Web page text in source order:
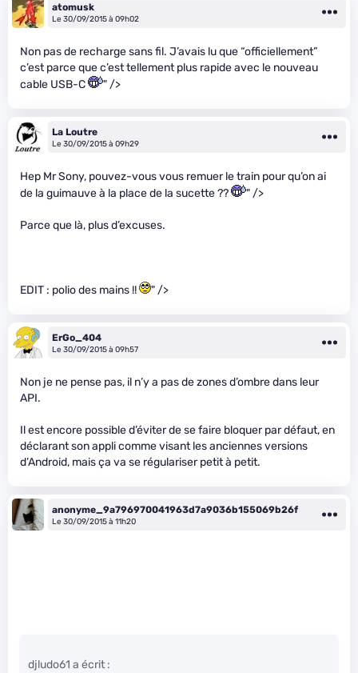
atomusk
Le 30/09/2015 à 09h02
Non pas de recharge sans fil. J’avais lu que “officiellement”
c’est parce que c’est tellement plus rapide avec le nouveau
cable USB-C
" />
La Loutre
Le 30/09/2015 à 09h29
Hep Mr Sony, pouvez-vous vous remuer le train pour qu’on ai
de la guimauve à la place de la sucette ??
" />
Parce que là, plus d’excuses.
EDIT : polio des mains !! " />
ErGo_404
Le 30/09/2015 à 09h57
Non je ne pense pas, il n’y a pas de zones d’ombre dans leur
API.
Il est encore possible d’éviter de se faire bloquer par défaut, en
déclarant son appli comme visant les anciennes versions
d’Android, mais ça va se régulariser petit à petit.
anonyme_9a796970041963d7a9036b155069b26f
Le 30/09/2015 à 11h20
djludo61 a écrit :